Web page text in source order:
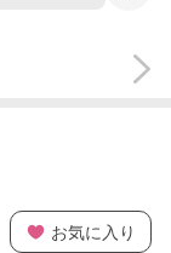
お気に入り